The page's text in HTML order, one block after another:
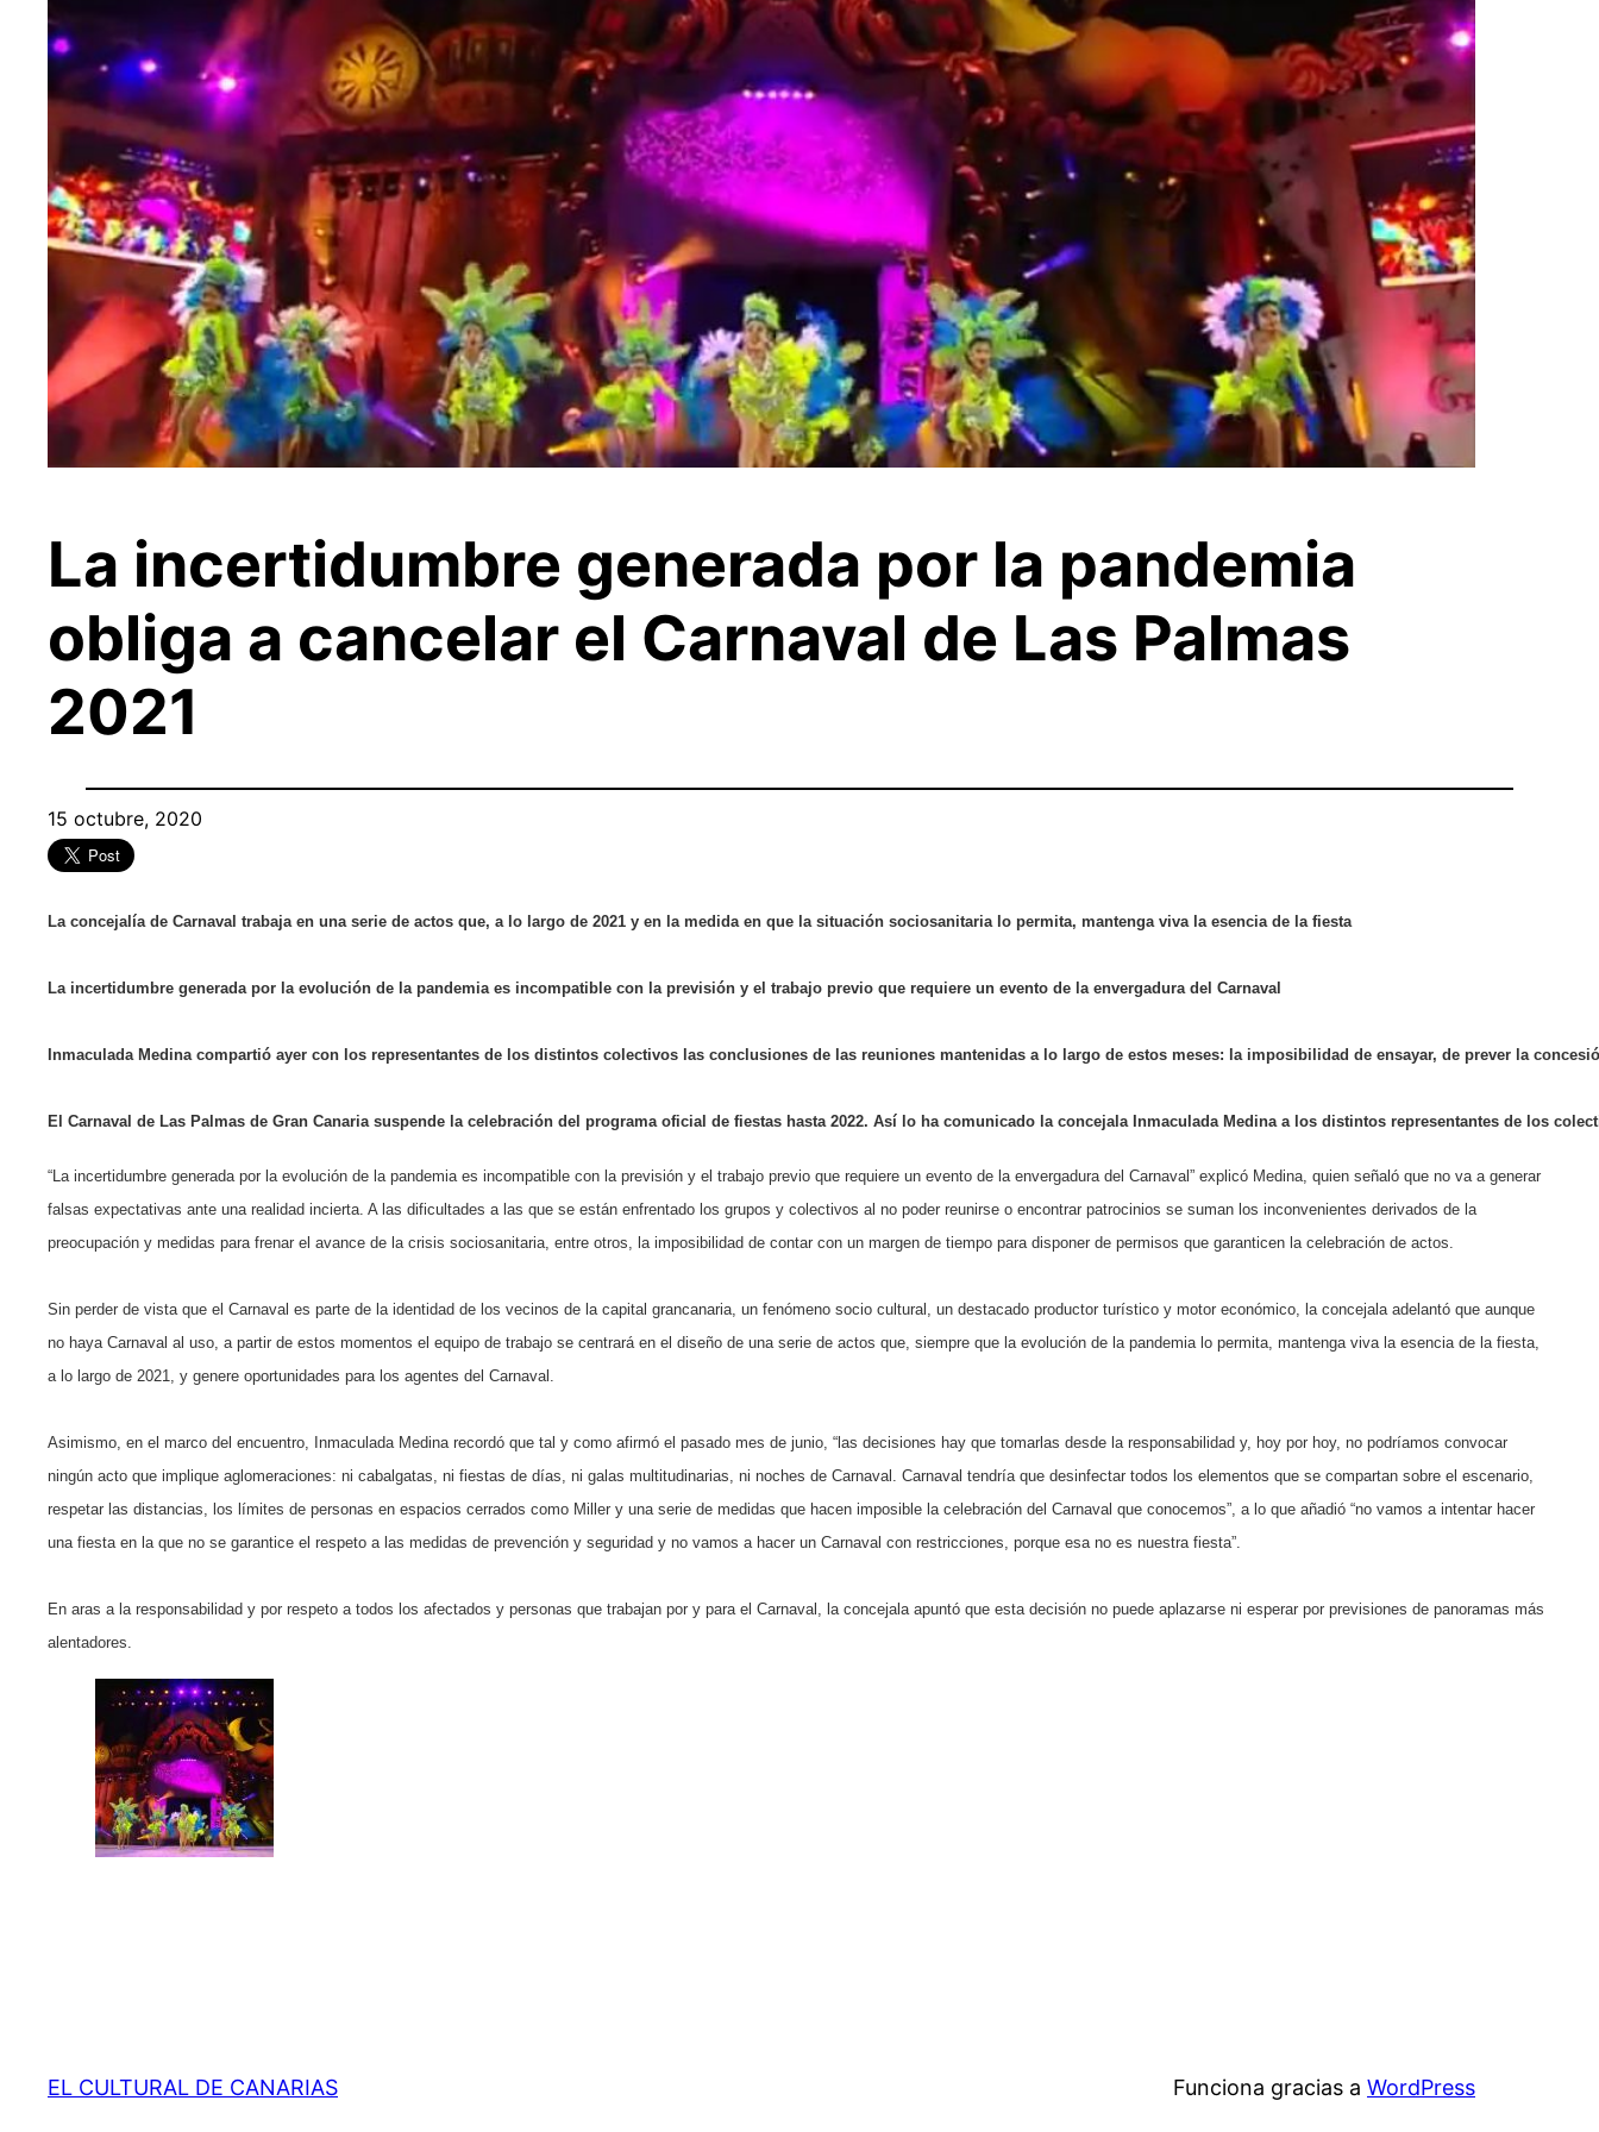
La incertidumbre generada por la pandemia
obliga a cancelar el Carnaval de Las Palmas
2021
15 octubre, 2020
La concejalía de Carnaval trabaja en una serie de actos que, a lo largo de 2021 y en la medida en que la situación sociosanitaria lo permita, mantenga viva la esencia de la fiesta
La incertidumbre generada por la evolución de la pandemia es incompatible con la previsión y el trabajo previo que requiere un evento de la envergadura del Carnaval
Inmaculada Medina compartió ayer con los representantes de los distintos colectivos las conclusiones de las reuniones mantenidas a lo largo de estos meses: la imposibilidad de ensayar, de prever la
El Carnaval de Las Palmas de Gran Canaria suspende la celebración del programa oficial de fiestas hasta 2022. Así lo ha comunicado la concejala Inmaculada Medina a los distintos representantes de los
“La incertidumbre generada por la evolución de la pandemia es incompatible con la previsión y el trabajo previo que requiere un evento de la envergadura del Carnaval” explicó Medina, quien señaló que no va a generar
falsas expectativas ante una realidad incierta. A las dificultades a las que se están enfrentado los grupos y colectivos al no poder reunirse o encontrar patrocinios se suman los inconvenientes derivados de la
preocupación y medidas para frenar el avance de la crisis sociosanitaria, entre otros, la imposibilidad de contar con un margen de tiempo para disponer de permisos que garanticen la celebración de actos.
Sin perder de vista que el Carnaval es parte de la identidad de los vecinos de la capital grancanaria, un fenómeno socio cultural, un destacado productor turístico y motor económico, la concejala adelantó que aunque
no haya Carnaval al uso, a partir de estos momentos el equipo de trabajo se centrará en el diseño de una serie de actos que, siempre que la evolución de la pandemia lo permita, mantenga viva la esencia de la fiesta,
a lo largo de 2021, y genere oportunidades para los agentes del Carnaval.
Asimismo, en el marco del encuentro, Inmaculada Medina recordó que tal y como afirmó el pasado mes de junio, “las decisiones hay que tomarlas desde la responsabilidad y, hoy por hoy, no podríamos convocar
ningún acto que implique aglomeraciones: ni cabalgatas, ni fiestas de días, ni galas multitudinarias, ni noches de Carnaval. Carnaval tendría que desinfectar todos los elementos que se compartan sobre el escenario,
respetar las distancias, los límites de personas en espacios cerrados como Miller y una serie de medidas que hacen imposible la celebración del Carnaval que conocemos”, a lo que añadió “no vamos a intentar hacer
una fiesta en la que no se garantice el respeto a las medidas de prevención y seguridad y no vamos a hacer un Carnaval con restricciones, porque esa no es nuestra fiesta”.
En aras a la responsabilidad y por respeto a todos los afectados y personas que trabajan por y para el Carnaval, la concejala apuntó que esta decisión no puede aplazarse ni esperar por previsiones de panoramas más
alentadores.
EL CULTURAL DE CANARIAS Funciona gracias a WordPress